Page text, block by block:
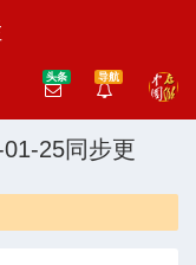
头条 导航
25同步更